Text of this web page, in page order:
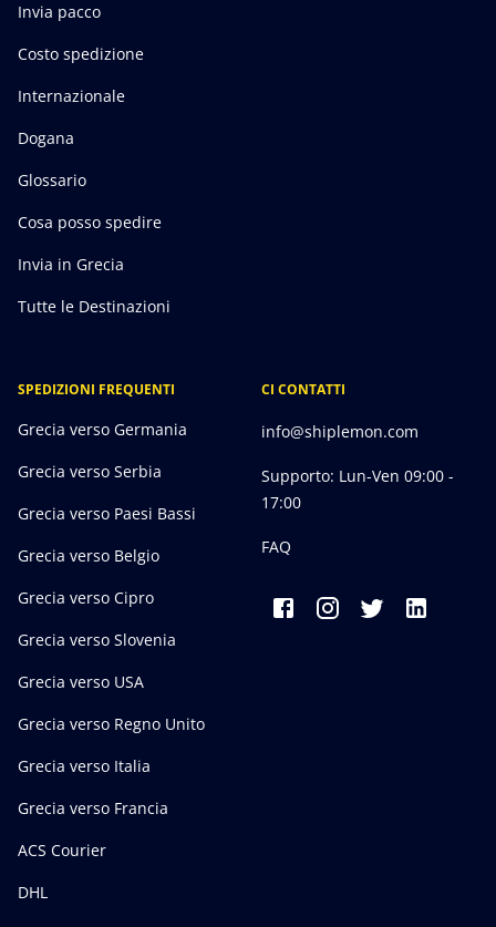
Invia pacco
Costo spedizione
Internazionale
Dogana
Glossario
Cosa posso spedire
Invia in Grecia
Tutte le Destinazioni
SPEDIZIONI FREQUENTI
Grecia verso Germania
Grecia verso Serbia
Grecia verso Paesi Bassi
Grecia verso Belgio
Grecia verso Cipro
Grecia verso Slovenia
Grecia verso USA
Grecia verso Regno Unito
Grecia verso Italia
Grecia verso Francia
ACS Courier
DHL
CI CONTATTI
info@shiplemon.com
Supporto: Lun-Ven 09:00 -
17:00
FAQ